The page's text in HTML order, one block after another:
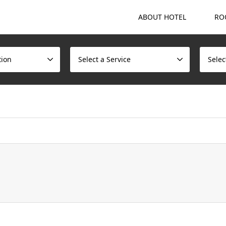
ABOUT HOTEL
Select a Service